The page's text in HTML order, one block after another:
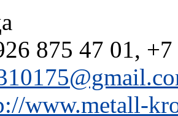
875 47 01,
www.metall-